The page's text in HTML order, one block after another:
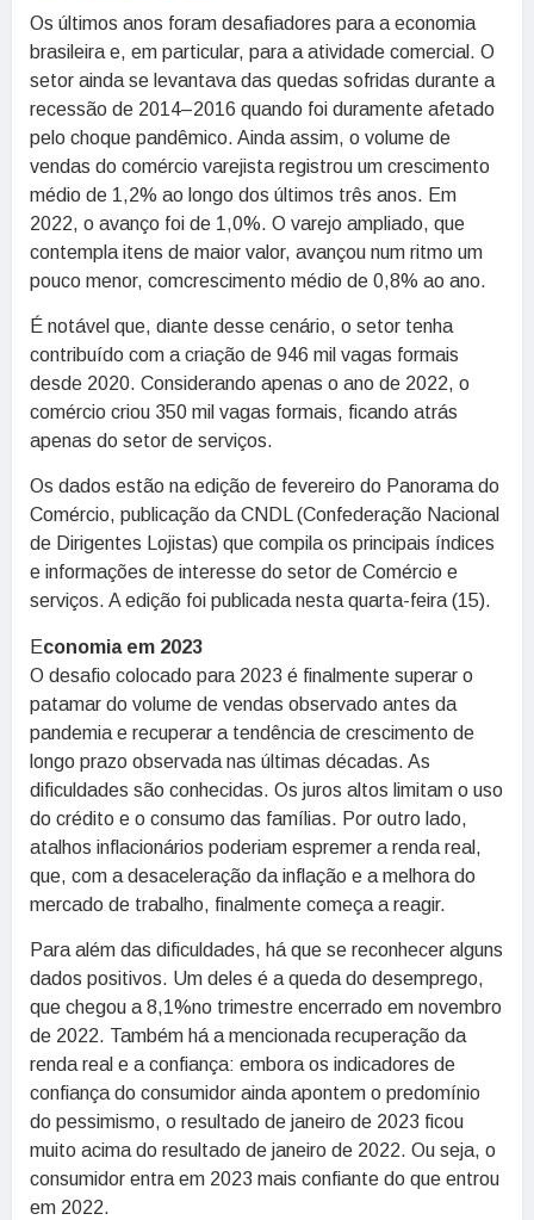
Os últimos anos foram desafiadores para a economia
brasileira e, em particular, para a atividade comercial. O
setor ainda se levantava das quedas sofridas durante a
recessão de 2014–2016 quando foi duramente afetado
pelo choque pandêmico. Ainda assim, o volume de
vendas do comércio varejista registrou um crescimento
médio de 1,2% ao longo dos últimos três anos. Em
2022, o avanço foi de 1,0%. O varejo ampliado, que
contempla itens de maior valor, avançou num ritmo um
pouco menor, comcrescimento médio de 0,8% ao ano.
É notável que, diante desse cenário, o setor tenha
contribuído com a criação de 946 mil vagas formais
desde 2020. Considerando apenas o ano de 2022, o
comércio criou 350 mil vagas formais, ficando atrás
apenas do setor de serviços.
Os dados estão na edição de fevereiro do Panorama do
Comércio, publicação da CNDL (Confederação Nacional
de Dirigentes Lojistas) que compila os principais índices
e informações de interesse do setor de Comércio e
serviços. A edição foi publicada nesta quarta-feira (15).
Economia em 2023
O desafio colocado para 2023 é finalmente superar o
patamar do volume de vendas observado antes da
pandemia e recuperar a tendência de crescimento de
longo prazo observada nas últimas décadas. As
dificuldades são conhecidas. Os juros altos limitam o uso
do crédito e o consumo das famílias. Por outro lado,
atalhos inflacionários poderiam espremer a renda real,
que, com a desaceleração da inflação e a melhora do
mercado de trabalho, finalmente começa a reagir.
Para além das dificuldades, há que se reconhecer alguns
dados positivos. Um deles é a queda do desemprego,
que chegou a 8,1%no trimestre encerrado em novembro
de 2022. Também há a mencionada recuperação da
renda real e a confiança: embora os indicadores de
confiança do consumidor ainda apontem o predomínio
do pessimismo, o resultado de janeiro de 2023 ficou
muito acima do resultado de janeiro de 2022. Ou seja, o
consumidor entra em 2023 mais confiante do que entrou
em 2022.